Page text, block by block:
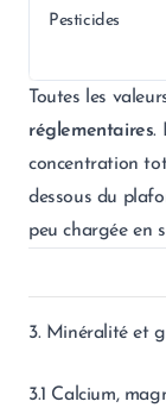
Pesticides
Toutes les
réglementaires.
concentration
dessous du
peu chargée en
3. Minéralité et
3.1 Calcium,